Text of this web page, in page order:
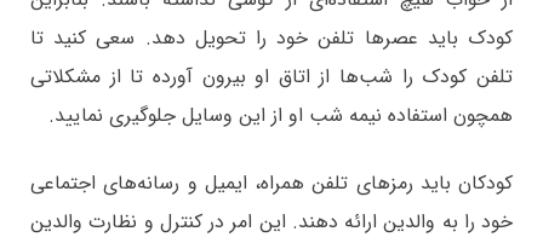
کودک باید عصرها تلفن خود را تحویل دهد. سعی کنید تا
تلفن کودک را شب‌ها از اتاق او بیرون آورده تا از مشکلاتی
همچون استفاده نیمه شب او از این وسایل جلوگیری نمایید.
کودکان باید رمزهای تلفن همراه، ایمیل و رسانه‌های اجتماعی
خود را به والدین ارائه دهند. این امر در کنترل و نظارت والدین